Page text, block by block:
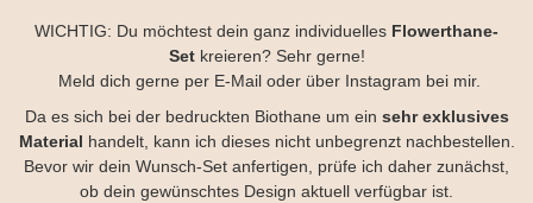
WICHTIG: Du möchtest dein ganz individuelles Flowerthane-
Setkreieren? Sehr gerne!
Meld dich gerne per E-Mail oder über Instagram bei mir.
Da es sich bei der bedruckten Biothane um ein sehr exklusives
Material handelt, kann ich dieses nicht unbegrenzt nachbestellen.
Bevor wir dein Wunsch-Set anfertigen, prüfe ich daher zunächst,
ob dein gewünschtes Design aktuell verfügbar ist.